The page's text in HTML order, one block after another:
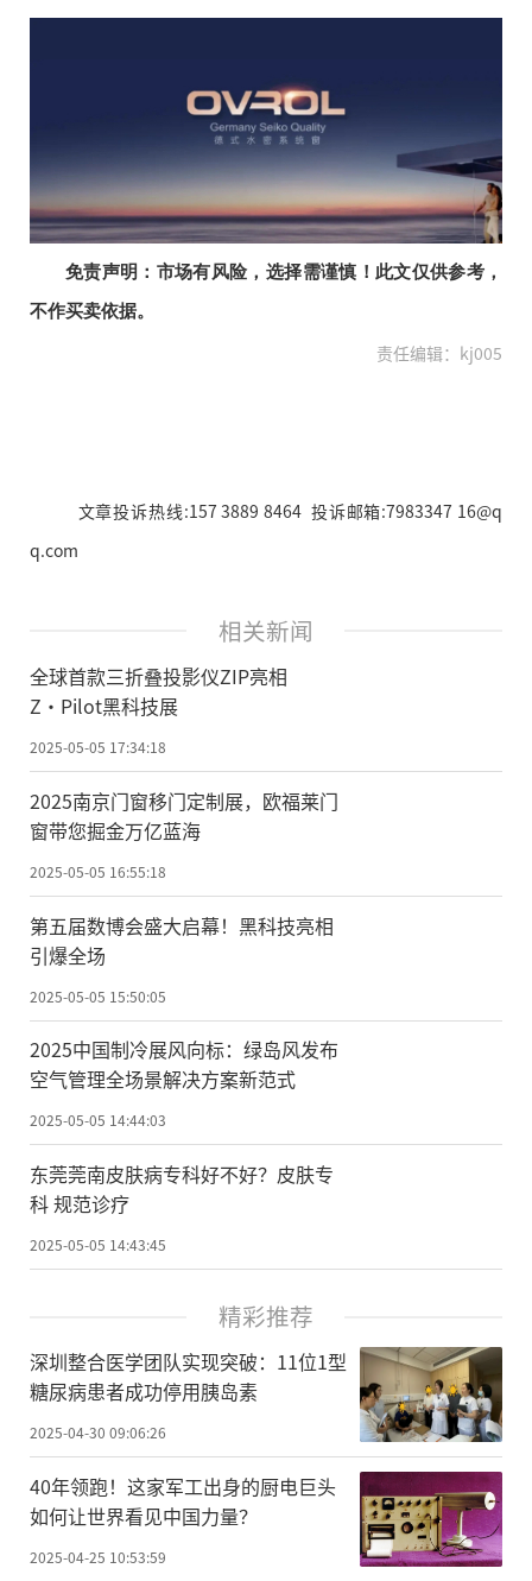
免责声明：市场有风险，选择需谨慎！此文仅供参考，
不作买卖依据。
责任编辑：kj005
文章投诉热线:157 3889 8464 投诉邮箱:7983347 16@q
q.com
相关新闻
全球首款三折叠投影仪ZIP亮相
Z·Pilot黑科技展
2025-05-05 17:34:18
2025南京门窗移门定制展，欧福莱门
窗带您掘金万亿蓝海
2025-05-05 16:55:18
第五届数博会盛大启幕！黑科技亮相
引爆全场
2025-05-05 15:50:05
2025中国制冷展风向标：绿岛风发布
空气管理全场景解决方案新范式
2025-05-05 14:44:03
东莞莞南皮肤病专科好不好？皮肤专
科 规范诊疗
2025-05-05 14:43:45
精彩推荐
深圳整合医学团队实现突破：11位1型
糖尿病患者成功停用胰岛素
2025-04-30 09:06:26
40年领跑！这家军工出身的厨电巨头
如何让世界看见中国力量？
2025-04-25 10:53:59